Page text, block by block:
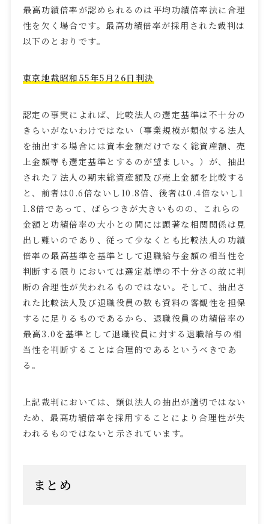
最高功績倍率が認められるのは平均功績倍率法に合理
性を欠く場合です。最高功績倍率が採用された裁判は
以下のとおりです。
東京地裁昭和 55年5 月 26日判決
認定の事実によれば、比較法人の選定基準は不十分の
きらいがないわけではない（事業規模が類似する法人
を抽出する場合には資本金額だけでなく総資産額、売
上金額等も選定基準とするのが望ましい。）が、抽出
された７法人の期末総資産額及び売上金額を比較する
と、前者は0.6倍ないし 10.8倍、後者は0.4倍ないし 1
1.8倍であって、ばらつきが大きいものの、これらの
金額と功績倍率の大小との間には顕著な相関関係は見
出し難いのであり、従って少なくとも比較法人の功績
倍率の最高基準を基準として退職給与金額の相当性を
判断する限りにおいては選定基準の不十分さの故に判
断の合理性が失われるものではない。そして、抽出さ
れた比較法人及び退職役員の数も資料の客観性を担保
するに足りるものであるから、退職役員の功績倍率の
最高3.0 を基準として退職役員に対する退職給与の相
当性を判断することは合理的であるというべきであ
る。
上記裁判においては、類似法人の抽出が適切ではない
ため、最高功績倍率を採用することにより合理性が失
われるものではないと示されています。
まとめ